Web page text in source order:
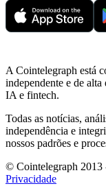
A Cointelegraph está
independente e de
IA e fintech.
Todas as notícias,
independência e
nossos padrões e
© Cointelegraph 2013
Privacidade